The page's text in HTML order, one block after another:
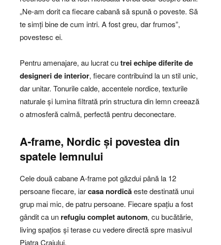
„Ne-am dorit ca fiecare cabană să spună o poveste. Să
te simți bine de cum intri. A fost greu, dar frumos”,
povestesc ei.
Pentru amenajare, au lucrat cutrei echipe diferite de
designeri de interior, fiecare contribuind la un stil unic,
dar unitar. Tonurile calde, accentele nordice, texturile
naturale și lumina filtrată prin structura din lemn creează
o atmosferă calmă, perfectă pentru deconectare.
A-frame, Nordic și povestea din
spatele lemnului
Cele două cabane A-frame pot găzdui până la 12
persoane fiecare, iarcasa nordicăeste destinată unui
grup mai mic, de patru persoane. Fiecare spațiu a fost
gândit ca un refugiu complet autonom, cu bucătărie,
living spațios și terase cu vedere directă spre masivul
Piatra Craiului.